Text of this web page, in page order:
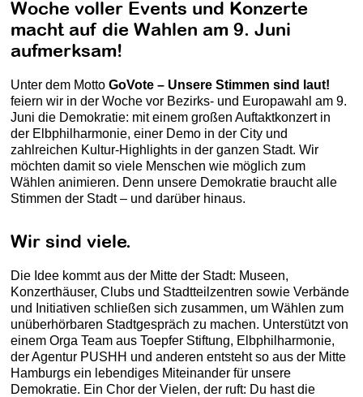
Woche voller Events und Konzerte
macht auf die Wahlen am 9. Juni
aufmerksam!
Unter dem MottoGoVote – Unsere Stimmen sind laut!
feiern wir in der Woche vor Bezirks- und Europawahl am 9.
Juni die Demokratie: mit einem großen Auftaktkonzert in
der Elbphilharmonie, einer Demo in der City und
zahlreichen Kultur-Highlights in der ganzen Stadt. Wir
möchten damit so viele Menschen wie möglich zum
Wählen animieren. Denn unsere Demokratie braucht alle
Stimmen der Stadt – und darüber hinaus.
Wir sind viele.
Die Idee kommt aus der Mitte der Stadt: Museen,
Konzerthäuser, Clubs und Stadtteilzentren sowie Verbände
und Initiativen schließen sich zusammen, um Wählen zum
unüberhörbaren Stadtgespräch zu machen. Unterstützt von
einem Orga Team aus Toepfer Stiftung, Elbphilharmonie,
der Agentur PUSHH und anderen entsteht so aus der Mitte
Hamburgs ein lebendiges Miteinander für unsere
Demokratie. Ein Chor der Vielen, der ruft: Du hast die